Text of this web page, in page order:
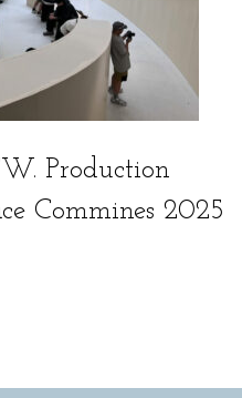
Production
Commines 2025